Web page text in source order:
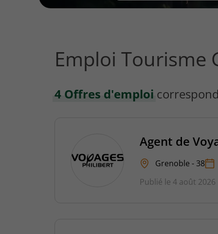
vous
Emploi Tourisme
4 Offres d'emploi
Agent de
Grenoble - 38
Publié le 4 août 2026